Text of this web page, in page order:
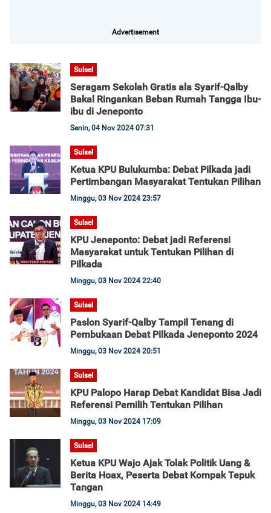
Advertisement
Sulsel
Seragam Sekolah Gratis ala Syarif-Qalby
Bakal Ringankan Beban Rumah Tangga Ibu-
ibu di Jeneponto
Senin, 04 Nov 2024 07:31
Sulsel
Ketua KPU Bulukumba: Debat Pilkada jadi
Pertimbangan Masyarakat Tentukan Pilihan
Minggu, 03 Nov 2024 23:57
Sulsel
KPU Jeneponto: Debat jadi Referensi
Masyarakat untuk Tentukan Pilihan di
Pilkada
Minggu, 03 Nov 2024 22:40
Sulsel
Paslon Syarif-Qalby Tampil Tenang di
Pembukaan Debat Pilkada Jeneponto 2024
Minggu, 03 Nov 2024 20:51
Sulsel
KPU Palopo Harap Debat Kandidat Bisa Jadi
Referensi Pemilih Tentukan Pilihan
Minggu, 03 Nov 2024 17:09
Sulsel
Ketua KPU Wajo Ajak Tolak Politik Uang &
Berita Hoax, Peserta Debat Kompak Tepuk
Tangan
Minggu, 03 Nov 2024 14:49